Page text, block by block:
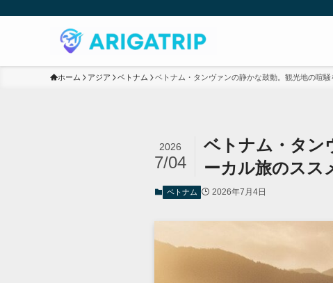
ホーム アジア ベトナム ベトナム・タンヴァンの静かな鼓動。観光地の喧
ベトナム・タン
ーカル旅のスス
2026
7/04
ベトナム 2026年7月4日